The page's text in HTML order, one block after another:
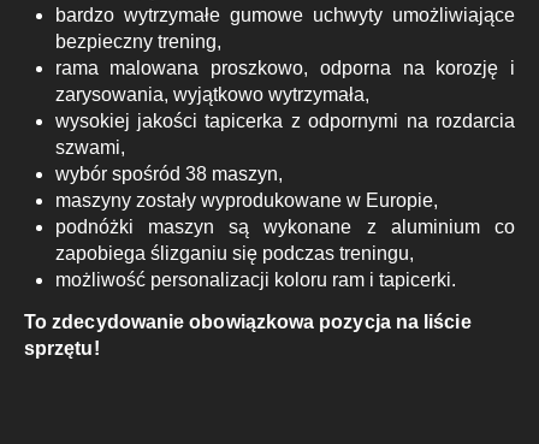
bardzo wytrzymałe gumowe uchwyty umożliwiające
bezpieczny trening,
rama malowana proszkowo, odporna na korozję i
zarysowania, wyjątkowo wytrzymała,
wysokiej jakości tapicerka z odpornymi na rozdarcia
szwami,
wybór spośród 38 maszyn,
maszyny zostały wyprodukowane w Europie,
podnóżki maszyn są wykonane z aluminium co
zapobiega ślizganiu się podczas treningu,
możliwość personalizacji koloru ram i tapicerki.
To zdecydowanie obowiązkowa pozycja na liście
sprzętu!